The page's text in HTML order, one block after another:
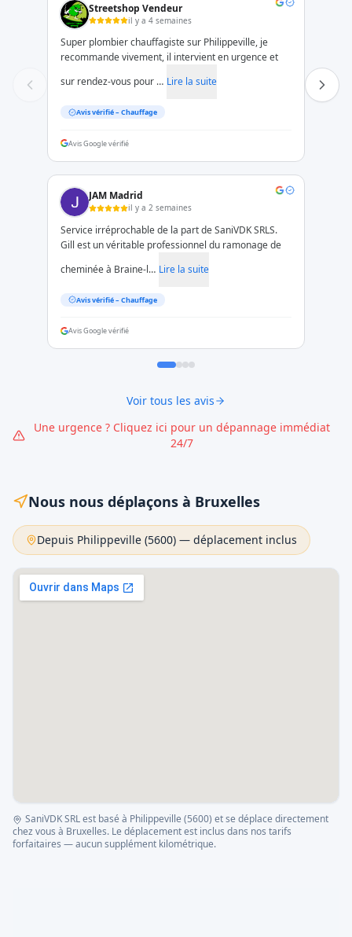
Streetshop Vendeur
il y a 4 semaines
Super plombier chauffagiste sur Philippeville, je
recommande vivement, il intervient en urgence et
sur rendez-vous pour … Lire la suite
Avis vérifié –Chauffage
Avis Google vérifié
JAM Madrid
il y a 2 semaines
Service irréprochable de la part de SaniVDK SRLS.
Gill est un véritable professionnel du ramonage de
cheminée à Braine-l… Lire la suite
Avis vérifié –Chauffage
Avis Google vérifié
Voir tous les avis
Une urgence ? Cliquez ici pour un dépannage immédiat
24/7
Nous nous déplaçons à Bruxelles
Depuis Philippeville (5600) — déplacement inclus
SaniVDK SRL est basé à Philippeville (5600) et se déplace directement
chez vous à Bruxelles. Le déplacement est inclus dans nos tarifs
forfaitaires — aucun supplément kilométrique.